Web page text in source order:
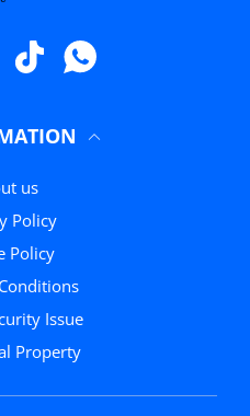
FacebookTikTokWhatsApp
us
Policy
Policy
Issue
Property